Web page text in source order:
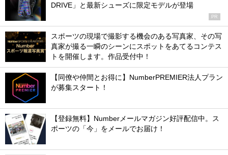
DRIVE」と最新シューズに限定モデルが登場
PR
スポーツの現場で撮影する機会のある写真家、その写
真家が撮る一瞬のシーンにスポットをあてるコンテス
トを開催します。作品受付中！
【同僚や仲間とお得に】NumberPREMIER法人プラン
が募集スタート！
【登録無料】Numberメールマガジン好評配信中。ス
ポーツの「今」をメールでお届け！